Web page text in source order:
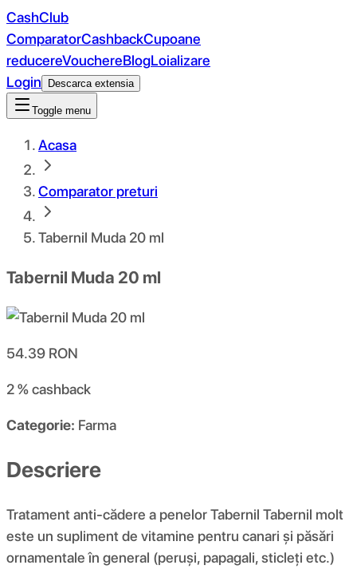
CashClub
ComparatorCashbackCupoane
reducereVouchereBlogLoializare
Login
Descarca extensia
Toggle menu
Acasa
Comparator preturi
Tabernil Muda 20 ml
Tabernil Muda 20 ml
54.39 RON
2 %cashback
Categorie: Farma
Descriere
Tratament anti-cădere a penelor Tabernil Tabernil molt
este un supliment de vitamine pentru canari și păsări
ornamentale în general (peruși, papagali, sticleți etc.)